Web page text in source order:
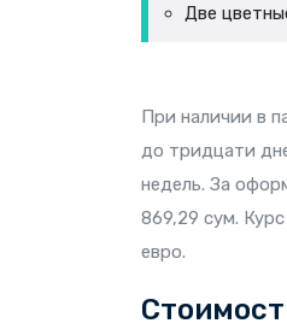
Две
При наличии в
до тридцати
недель. За
869,29 сум.
евро.